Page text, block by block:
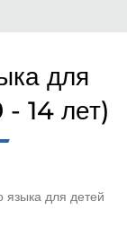
для
- 14 лет)
языка для детей